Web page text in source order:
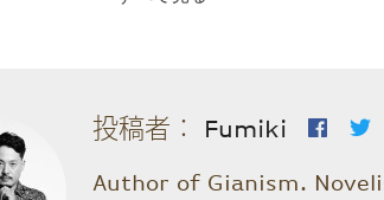
投稿者： Fumiki
Author of Gianism.